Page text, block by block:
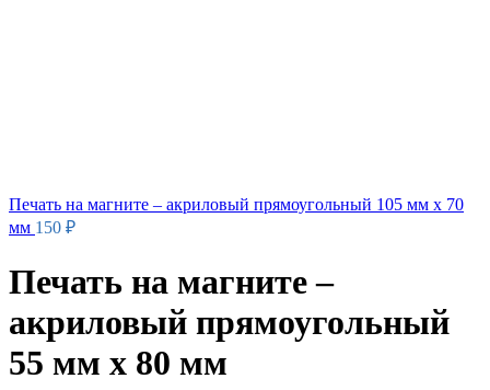
Печать на магните – акриловый прямоугольный 105 мм х 70
мм 150 ₽
Печать на магните –
акриловый прямоугольный
55 мм х 80 мм